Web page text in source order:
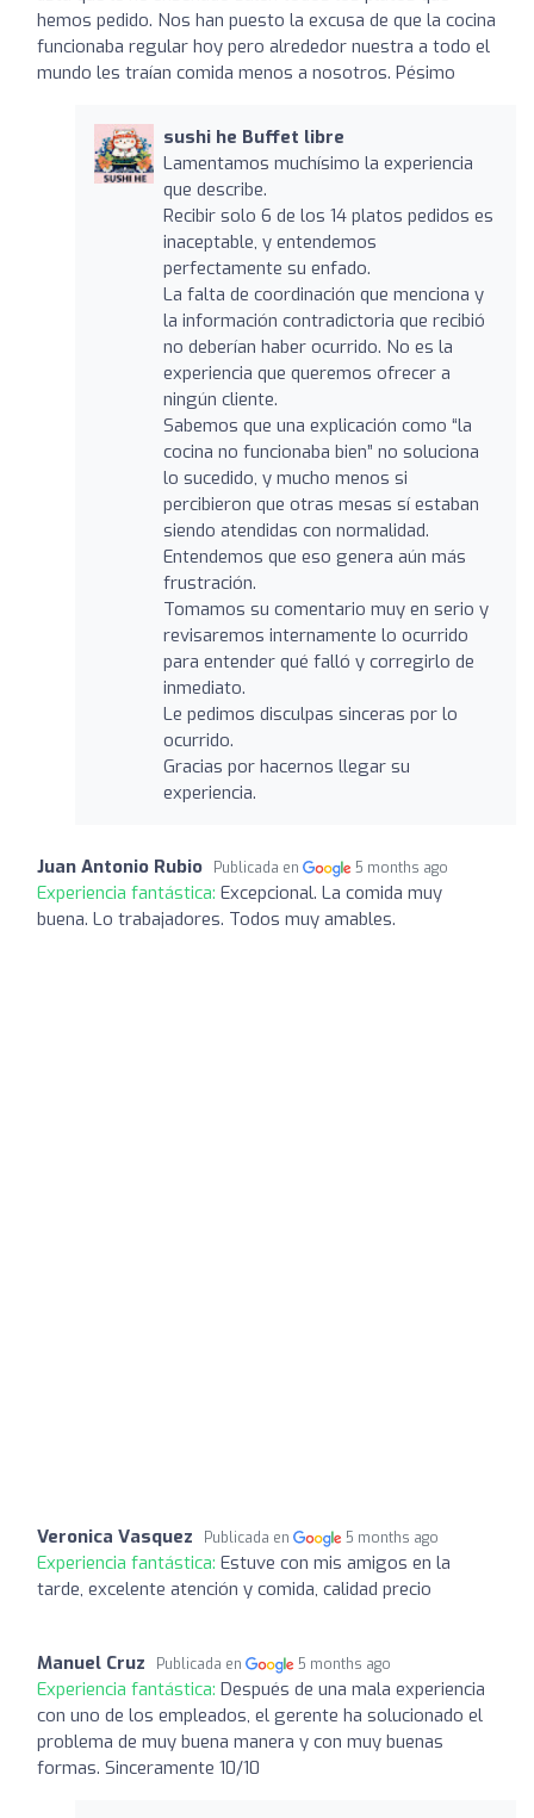
hemos pedido. Nos han puesto la excusa de que la cocina
funcionaba regular hoy pero alrededor nuestra a todo el
mundo les traían comida menos a nosotros. Pésimo
sushi he Buffet libre
Lamentamos muchísimo la experiencia
que describe.
Recibir solo 6 de los 14 platos pedidos es
inaceptable, y entendemos
perfectamente su enfado.
La falta de coordinación que menciona y
la información contradictoria que recibió
no deberían haber ocurrido. No es la
experiencia que queremos ofrecer a
ningún cliente.
Sabemos que una explicación como “la
cocina no funcionaba bien” no soluciona
lo sucedido, y mucho menos si
percibieron que otras mesas sí estaban
siendo atendidas con normalidad.
Entendemos que eso genera aún más
frustración.
Tomamos su comentario muy en serio y
revisaremos internamente lo ocurrido
para entender qué falló y corregirlo de
inmediato.
Le pedimos disculpas sinceras por lo
ocurrido.
Gracias por hacernos llegar su
experiencia.
Juan Antonio Rubio Publicada en 5 months ago
Experiencia fantástica: Excepcional. La comida muy
buena. Lo trabajadores. Todos muy amables.
Veronica Vasquez Publicada en 5 months ago
Experiencia fantástica: Estuve con mis amigos en la
tarde, excelente atención y comida, calidad precio
Manuel Cruz Publicada en 5 months ago
Experiencia fantástica: Después de una mala experiencia
con uno de los empleados, el gerente ha solucionado el
problema de muy buena manera y con muy buenas
formas. Sinceramente 10/10